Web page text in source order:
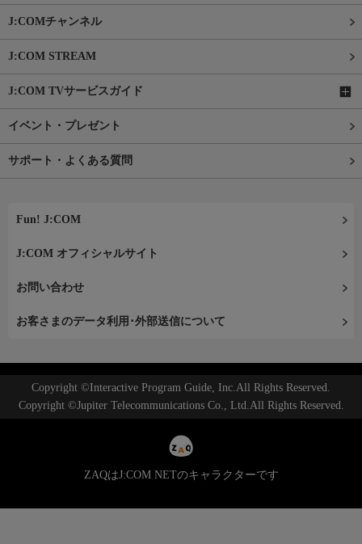
J:COMチャンネル
J:COM STREAM
J:COM TVサービスガイド
イベント・プレゼント
サポート・よくある質問
Fun! J:COM
J:COM オフィシャルサイト
お問い合わせ
お客さまのデータ利用･外部送信について
Copyright ©Interactive Program Guide, Inc.All Rights Reserved.
Copyright ©Jupiter Telecommunications Co., Ltd.All Rights Reserved.
ZAQはJ:COM NETのキャラクターです